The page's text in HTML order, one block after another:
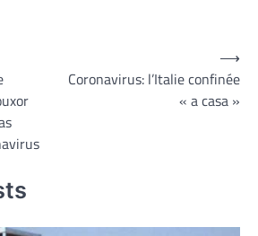
Coronavirus: l’Italie confinée
« a casa »
⟶